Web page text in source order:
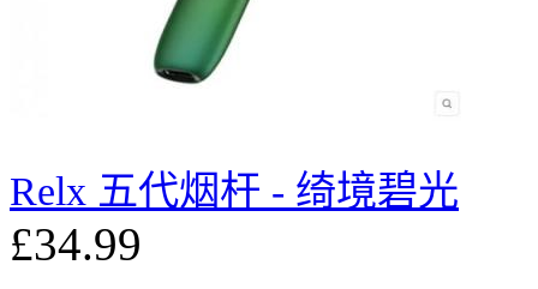
Relx 五代烟杆 - 绮境碧光
£34.99